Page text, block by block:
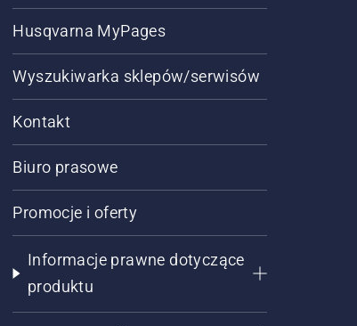
Husqvarna MyPages
Wyszukiwarka sklepów/serwisów
Kontakt
Biuro prasowe
Promocje i oferty
Informacje prawne dotyczące
produktu